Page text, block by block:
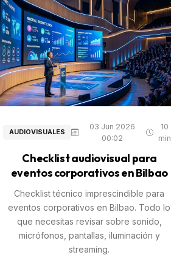
AUDIOVISUALES
03 Jun 2026
00:02
10
min
Checklist audiovisual para
eventos corporativos en Bilbao
Checklist técnico imprescindible para
eventos corporativos en Bilbao. Todo lo
que necesitas revisar sobre sonido,
micrófonos, pantallas, iluminación y
streaming.